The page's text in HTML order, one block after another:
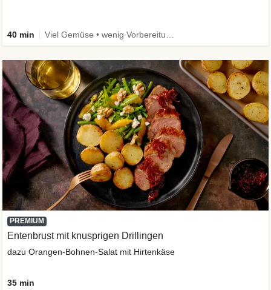
40 min
PREMIUM
Entenbrust mit knusprigen Drillingen
dazu Orangen-Bohnen-Salat mit Hirtenkäse
35 min